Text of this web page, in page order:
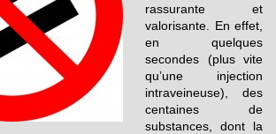
rassurante et
valorisante. En effet,
en quelques
secondes (plus vite
qu’une injection
intraveineuse), des
centaines de
substances, dont la